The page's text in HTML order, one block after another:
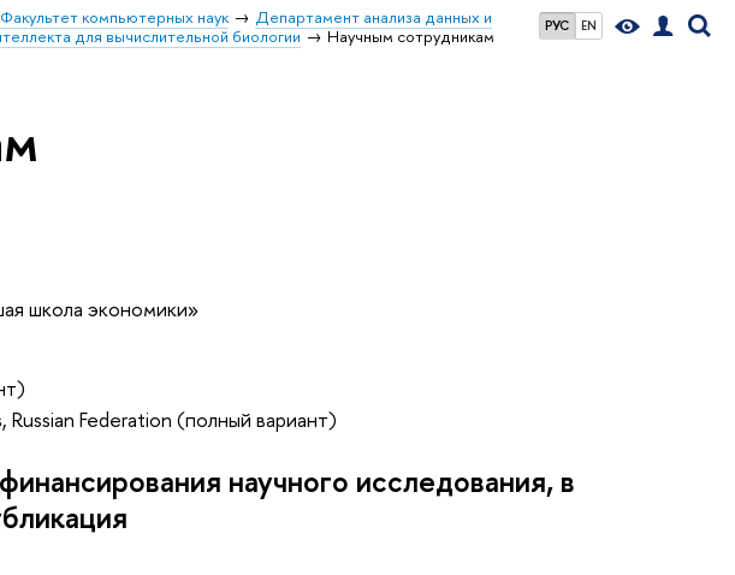
РУС EN
Факультет компьютерных наук
Департамент анализа данных и
для вычислительной биологии Научным сотрудникам
школа экономики»
Federation (полный вариант)
научного исследования, в